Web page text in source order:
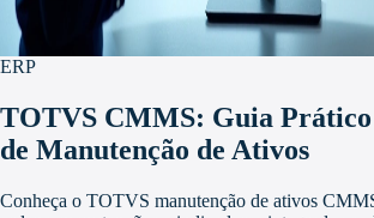
ERP
TOTVS CMMS: Guia Prático
de Manutenção de Ativos
Conheça o TOTVS manutenção de ativos